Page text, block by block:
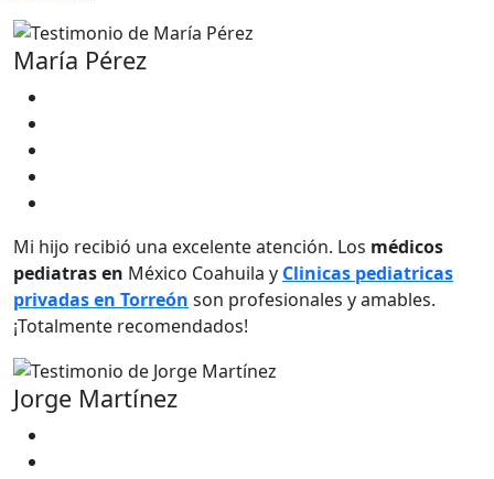
María Pérez
Mi hijo recibió una excelente atención. Los médicos
pediatras en México Coahuila y Clinicas pediatricas
privadas en Torreón son profesionales y amables.
¡Totalmente recomendados!
Jorge Martínez